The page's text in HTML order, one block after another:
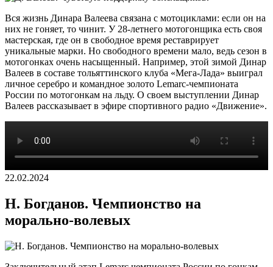
Вся жизнь Динара Валеева связана с мотоциклами: если он на
них не гоняет, то чинит. У 28-летнего мотогонщика есть своя
мастерская, где он в свободное время реставрирует
уникальные марки. Но свободного времени мало, ведь сезон в
мотогонках очень насыщенный. Например, этой зимой Динар
Валеев в составе тольяттинского клуба «Мега-Лада» выиграл
личное серебро и командное золото Lemarc-чемпионата
России по мотогонкам на льду. О своем выступлении Динар
Валеев рассказывает в эфире спортивного радио «Движение».
22.02.2024
Н. Богданов. Чемпионство на
морально-волевых